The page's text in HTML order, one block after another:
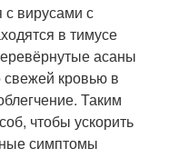
с вирусами с
в тимусе
асаны
кровью в
Таким
чтобы ускорить
симптомы